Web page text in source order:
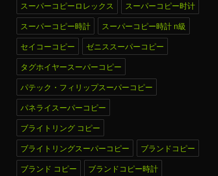
スーパーコピーロレックス
スーパーコピー时计
スーパーコピー時計
スーパーコピー時計 n級
セイコーコピー
ゼニススーパーコピー
タグホイヤースーパーコピー
パテック・フィリップスーパーコピー
パネライスーパーコピー
ブライトリング コピー
ブライトリングスーパーコピー
ブランドコピー
ブランド コピー
ブランドコピー時計